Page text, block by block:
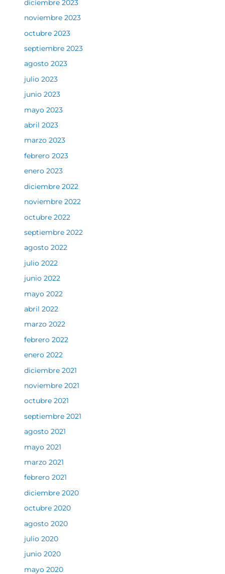
diciembre 2023
noviembre 2023
octubre 2023
septiembre 2023
agosto 2023
julio 2023
junio 2023
mayo 2023
abril 2023
marzo 2023
febrero 2023
enero 2023
diciembre 2022
noviembre 2022
octubre 2022
septiembre 2022
agosto 2022
julio 2022
junio 2022
mayo 2022
abril 2022
marzo 2022
febrero 2022
enero 2022
diciembre 2021
noviembre 2021
octubre 2021
septiembre 2021
agosto 2021
mayo 2021
marzo 2021
febrero 2021
diciembre 2020
octubre 2020
agosto 2020
julio 2020
junio 2020
mayo 2020